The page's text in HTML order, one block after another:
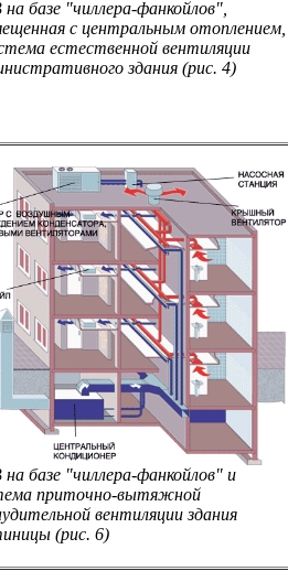
базе "чиллера-фанкойлов",
с центральным отоплением,
естественной вентиляции
здания (рис. 4)
базе "чиллера-фанкойлов" и
приточно-вытяжной
вентиляции здания
(рис. 6)